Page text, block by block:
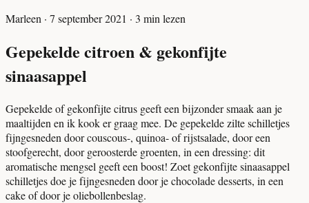
Marleen · 7 september 2021 · 3 min lezen
Gepekelde citroen & gekonfijte
sinaasappel
Gepekelde of gekonfijte citrus geeft een bijzonder smaak aan je
maaltijden en ik kook er graag mee. De gepekelde zilte schilletjes
fijngesneden door couscous-, quinoa- of rijstsalade, door een
stoofgerecht, door geroosterde groenten, in een dressing: dit
aromatische mengsel geeft een boost! Zoet gekonfijte sinaasappel
schilletjes doe je fijngesneden door je chocolade desserts, in een
cake of door je oliebollenbeslag.